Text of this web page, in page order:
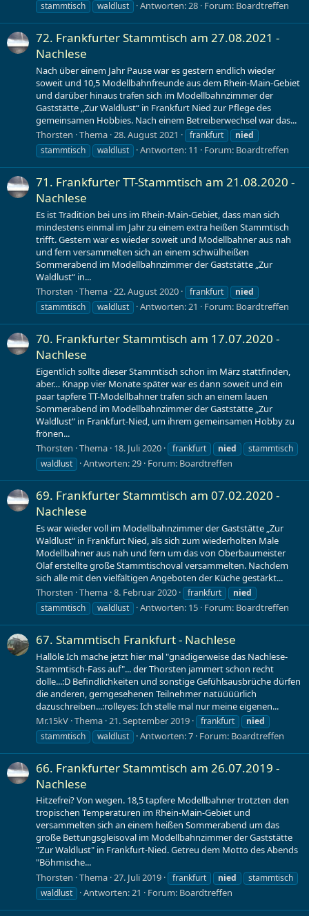
stammtisch waldlust Antworten: 28 Forum: Boardtreffen
72. Frankfurter Stammtisch am 27.08.2021 -
Nachlese
Nach über einem Jahr Pause war es gestern endlich wieder
soweit und 10,5 Modellbahnfreunde aus dem Rhein-Main-Gebiet
und darüber hinaus trafen sich im Modellbahnzimmer der
Gaststätte „Zur Waldlust“ in Frankfurt Nied zur Pflege des
gemeinsamen Hobbies. Nach einem Betreiberwechsel war das...
Thorsten Thema 28. August 2021 frankfurt
nied
stammtisch
waldlust Antworten: 11 Forum: Boardtreffen
71. Frankfurter TT-Stammtisch am 21.08.2020 -
Nachlese
Es ist Tradition bei uns im Rhein-Main-Gebiet, dass man sich
mindestens einmal im Jahr zu einem extra heißen Stammtisch
trifft. Gestern war es wieder soweit und Modellbahner aus nah
und fern versammelten sich an einem schwülheißen
Sommerabend im Modellbahnzimmer der Gaststätte „Zur
Waldlust“ in...
Thorsten Thema 22. August 2020 frankfurt
nied
stammtisch
waldlust Antworten: 21 Forum: Boardtreffen
70. Frankfurter Stammtisch am 17.07.2020 -
Nachlese
Eigentlich sollte dieser Stammtisch schon im März stattfinden,
aber… Knapp vier Monate später war es dann soweit und ein
paar tapfere TT-Modellbahner trafen sich an einem lauen
Sommerabend im Modellbahnzimmer der Gaststätte „Zur
Waldlust“ in Frankfurt-Nied, um ihrem gemeinsamen Hobby zu
frönen...
Thorsten Thema 18. Juli 2020 frankfurt nied
stammtisch
waldlust
Antworten: 29 Forum: Boardtreffen
69. Frankfurter Stammtisch am 07.02.2020 -
Nachlese
Es war wieder voll im Modellbahnzimmer der Gaststätte „Zur
Waldlust“ in Frankfurt Nied, als sich zum wiederholten Male
Modellbahner aus nah und fern um das von Oberbaumeister
Olaf erstellte große Stammtischoval versammelten. Nachdem
sich alle mit den vielfältigen Angeboten der Küche gestärkt...
Thorsten Thema 8. Februar 2020 frankfurt
nied
stammtisch
waldlust Antworten: 15 Forum: Boardtreffen
67. Stammtisch Frankfurt - Nachlese
Hallöle Ich mache jetzt hier mal "gnädigerweise das Nachlese-
Stammtisch-Fass auf"... der Thorsten jammert schon recht
dolle...:D Befindlichkeiten und sonstige Gefühlsausbrüche dürfen
die anderen, gerngesehenen Teilnehmer natüüüürlich
dazuschreiben...:rolleyes: Ich stelle mal nur meine eigenen...
Mr.15kV Thema 21. September 2019 frankfurt
nied
stammtisch
waldlust Antworten: 7 Forum: Boardtreffen
66. Frankfurter Stammtisch am 26.07.2019 -
Nachlese
Hitzefrei? Von wegen. 18,5 tapfere Modellbahner trotzten den
tropischen Temperaturen im Rhein-Main-Gebiet und
versammelten sich an einem heißen Sommerabend um das
große Bettungsgleisoval im Modellbahnzimmer der Gaststätte
"Zur Waldlust" in Frankfurt-Nied. Getreu dem Motto des Abends
"Böhmische...
Thorsten Thema 27. Juli 2019 frankfurt nied
stammtisch
waldlust
Antworten: 21 Forum: Boardtreffen